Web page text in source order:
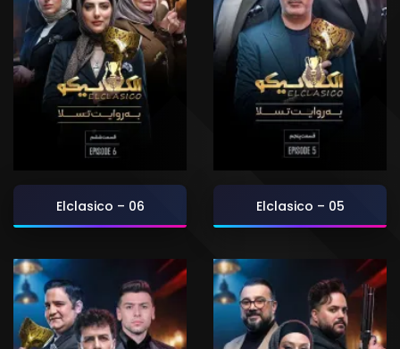
Elclasico – 06 Elclasico – 05